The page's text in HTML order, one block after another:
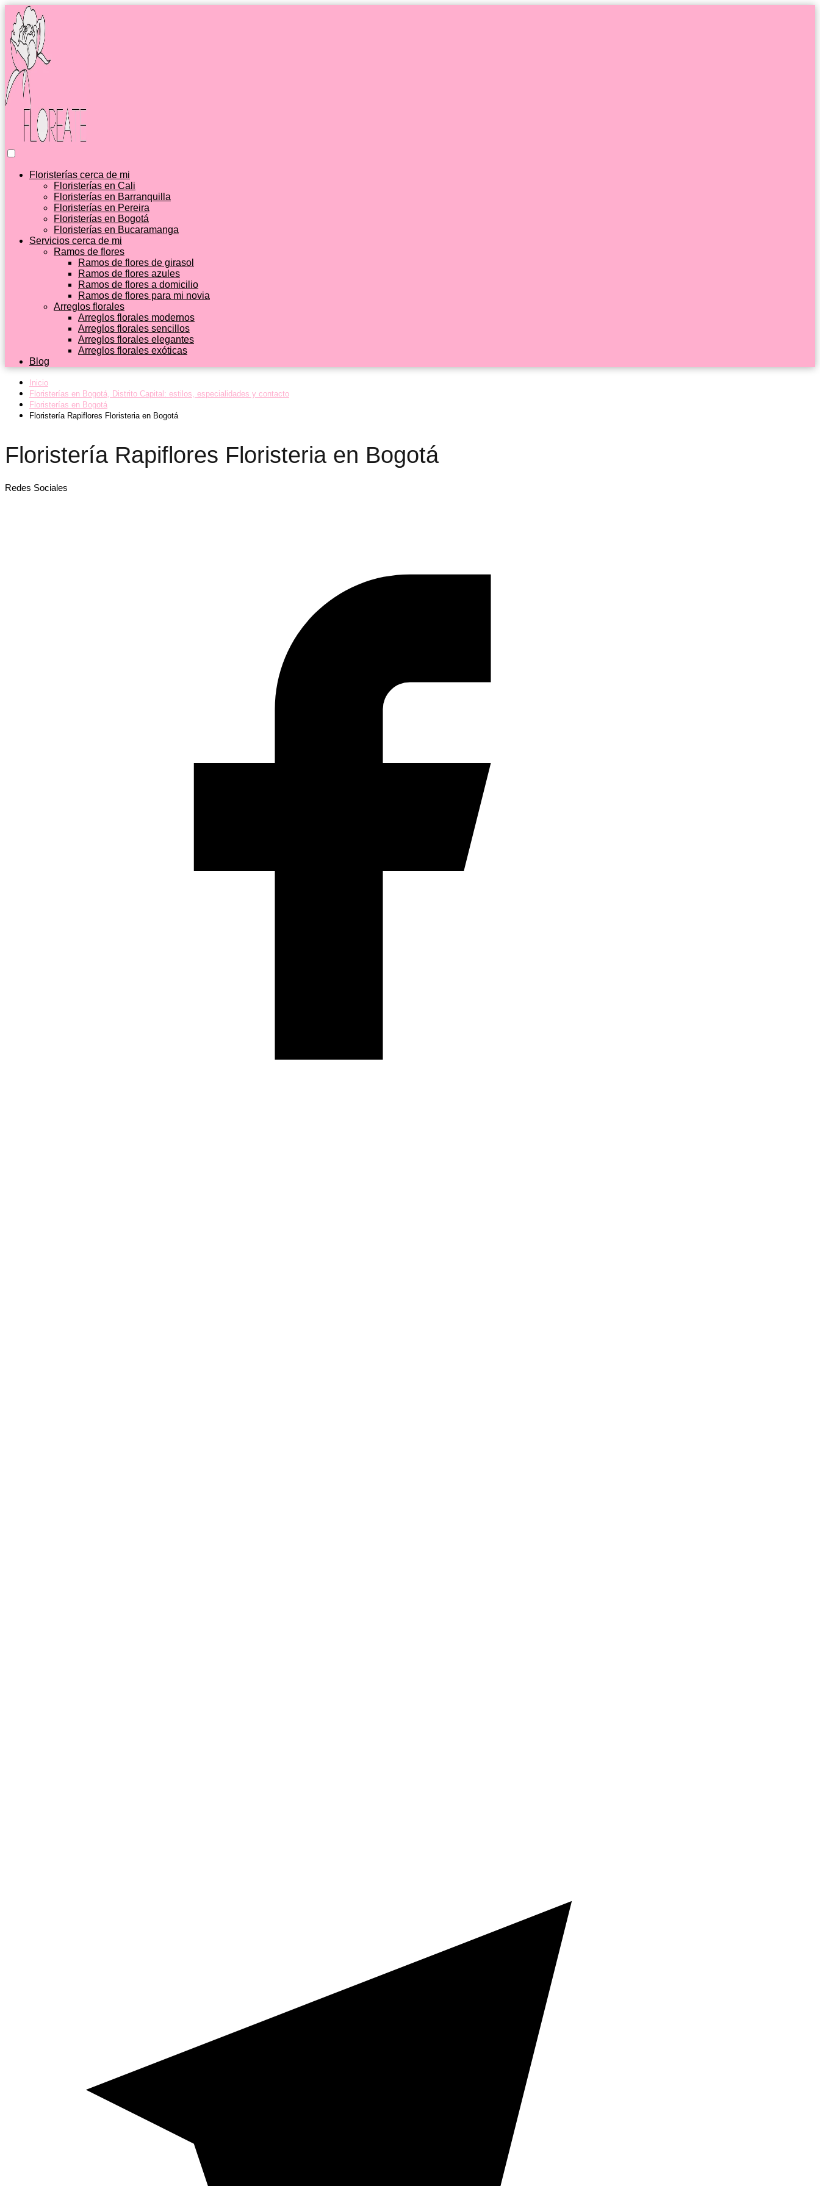
Floristerías cerca de mi
Floristerías en Cali
Floristerías en Barranquilla
Floristerías en Pereira
Floristerías en Bogotá
Floristerías en Bucaramanga
Servicios cerca de mi
Ramos de flores
Ramos de flores de girasol
Ramos de flores azules
Ramos de flores a domicilio
Ramos de flores para mi novia
Arreglos florales
Arreglos florales modernos
Arreglos florales sencillos
Arreglos florales elegantes
Arreglos florales exóticas
Blog
Inicio
Floristerías en Bogotá, Distrito Capital: estilos, especialidades y contacto
Floristerías en Bogotá
Floristería Rapiflores Floristeria en Bogotá
Floristería Rapiflores Floristeria en Bogotá
Redes Sociales